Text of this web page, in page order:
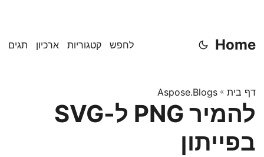
Home לחפש קטגוריות ארכיון תגים
דף בית »
Aspose.Blogs
להמיר PNG ל-SVG
בפייתון